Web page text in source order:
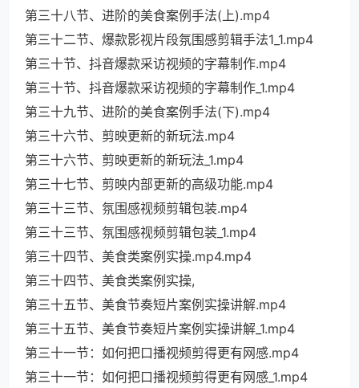
第三十八节、进阶的美食案例手法(上).mp4
第三十二节、爆款影视片段氛围感剪辑手法1_1.mp4
第三十节、抖音爆款采访视频的字幕制作.mp4
第三十节、抖音爆款采访视频的字幕制作_1.mp4
第三十九节、进阶的美食案例手法(下).mp4
第三十六节、剪映更新的新玩法.mp4
第三十六节、剪映更新的新玩法_1.mp4
第三十七节、剪映内部更新的高级功能.mp4
第三十三节、氛围感视频剪辑包装.mp4
第三十三节、氛围感视频剪辑包装_1.mp4
第三十四节、美食类案例实操.mp4.mp4
第三十四节、美食类案例实操,
第三十五节、美食节奏短片案例实操讲解.mp4
第三十五节、美食节奏短片案例实操讲解_1.mp4
第三十一节：如何把口播视频剪得更有网感.mp4
第三十一节：如何把口播视频剪得更有网感_1.mp4